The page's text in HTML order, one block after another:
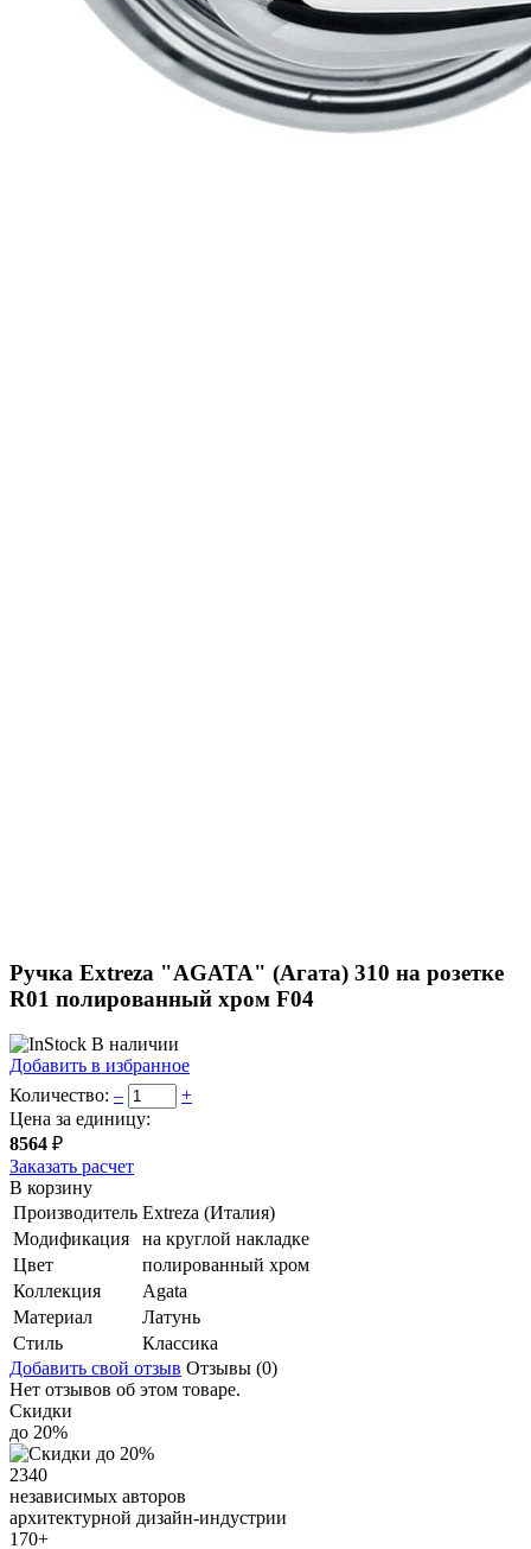
Ручка Extreza "AGATA" (Агата) 310 на розетке
R01 полированный хром F04
В наличии
Добавить в избранное
Количество: –
+
Цена за единицу:
8564 ₽
Заказать расчет
В корзину
Производитель Extreza (Италия)
Модификация
на круглой накладке
Цвет
полированный хром
Коллекция
Agata
Материал
Латунь
Стиль
Классика
Добавить свой отзыв Отзывы (0)
Нет отзывов об этом товаре.
Скидки
до 20%
2340
независимых авторов
архитектурной дизайн-индустрии
170+